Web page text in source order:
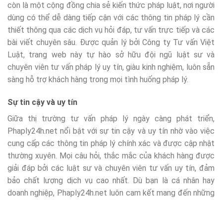
còn là một cộng đồng chia sẻ kiến thức pháp luật, nơi người
dùng có thể dễ dàng tiếp cận với các thông tin pháp lý cần
thiết thông qua các dịch vụ hỏi đáp, tư vấn trực tiếp và các
bài viết chuyên sâu. Được quản lý bởi Công ty Tư vấn Việt
Luật, trang web này tự hào sở hữu đội ngũ luật sư và
chuyên viên tư vấn pháp lý uy tín, giàu kinh nghiệm, luôn sẵn
sàng hỗ trợ khách hàng trong mọi tình huống pháp lý.
Sự tin cậy và uy tín
Giữa thị trường tư vấn pháp lý ngày càng phát triển,
Phaply24h.net nổi bật với sự tin cậy và uy tín nhờ vào việc
cung cấp các thông tin pháp lý chính xác và được cập nhật
thường xuyên. Mọi câu hỏi, thắc mắc của khách hàng được
giải đáp bởi các luật sư và chuyên viên tư vấn uy tín, đảm
bảo chất lượng dịch vụ cao nhất. Dù bạn là cá nhân hay
doanh nghiệp, Phaply24h.net luôn cam kết mang đến những